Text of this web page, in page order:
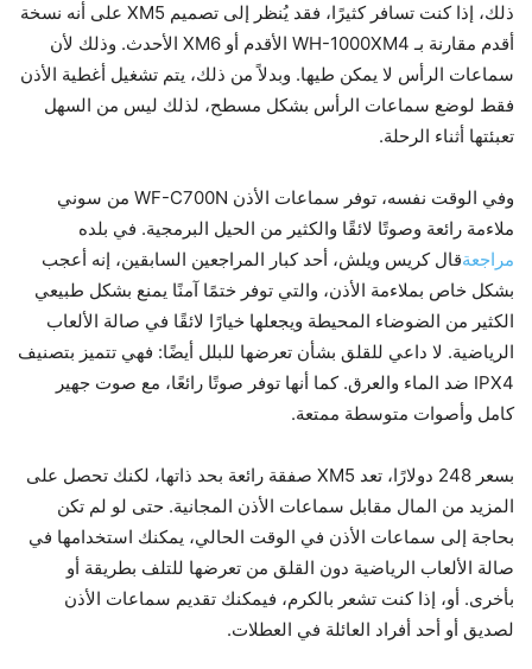
ذلك، إذا كنت تسافر كثيرًا، فقد يُنظر إلى تصميم XM5 على أنه نسخة
أقدم مقارنة بـ WH-1000XM4 الأقدم أو XM6 الأحدث. وذلك لأن
سماعات الرأس لا يمكن طيها. وبدلاً من ذلك، يتم تشغيل أغطية الأذن
فقط لوضع سماعات الرأس بشكل مسطح، لذلك ليس من السهل
تعبئتها أثناء الرحلة.
وفي الوقت نفسه، توفر سماعات الأذن WF-C700N من ​​سوني
ملاءمة رائعة وصوتًا لائقًا والكثير من الحيل البرمجية. في بلده
مراجعةقال كريس ويلش، أحد كبار المراجعين السابقين، إنه أعجب
بشكل خاص بملاءمة الأذن، والتي توفر ختمًا آمنًا يمنع بشكل طبيعي
الكثير من الضوضاء المحيطة ويجعلها خيارًا لائقًا في صالة الألعاب
الرياضية. لا داعي للقلق بشأن تعرضها للبلل أيضًا: فهي تتميز بتصنيف
IPX4 ضد الماء والعرق. كما أنها توفر صوتًا رائعًا، مع صوت جهير
كامل وأصوات متوسطة ممتعة.
بسعر 248 دولارًا، تعد XM5 صفقة رائعة بحد ذاتها، لكنك تحصل على
المزيد من المال مقابل سماعات الأذن المجانية. حتى لو لم تكن
بحاجة إلى سماعات الأذن في الوقت الحالي، يمكنك استخدامها في
صالة الألعاب الرياضية دون القلق من تعرضها للتلف بطريقة أو
بأخرى. أو، إذا كنت تشعر بالكرم، فيمكنك تقديم سماعات الأذن
لصديق أو أحد أفراد العائلة في العطلات.